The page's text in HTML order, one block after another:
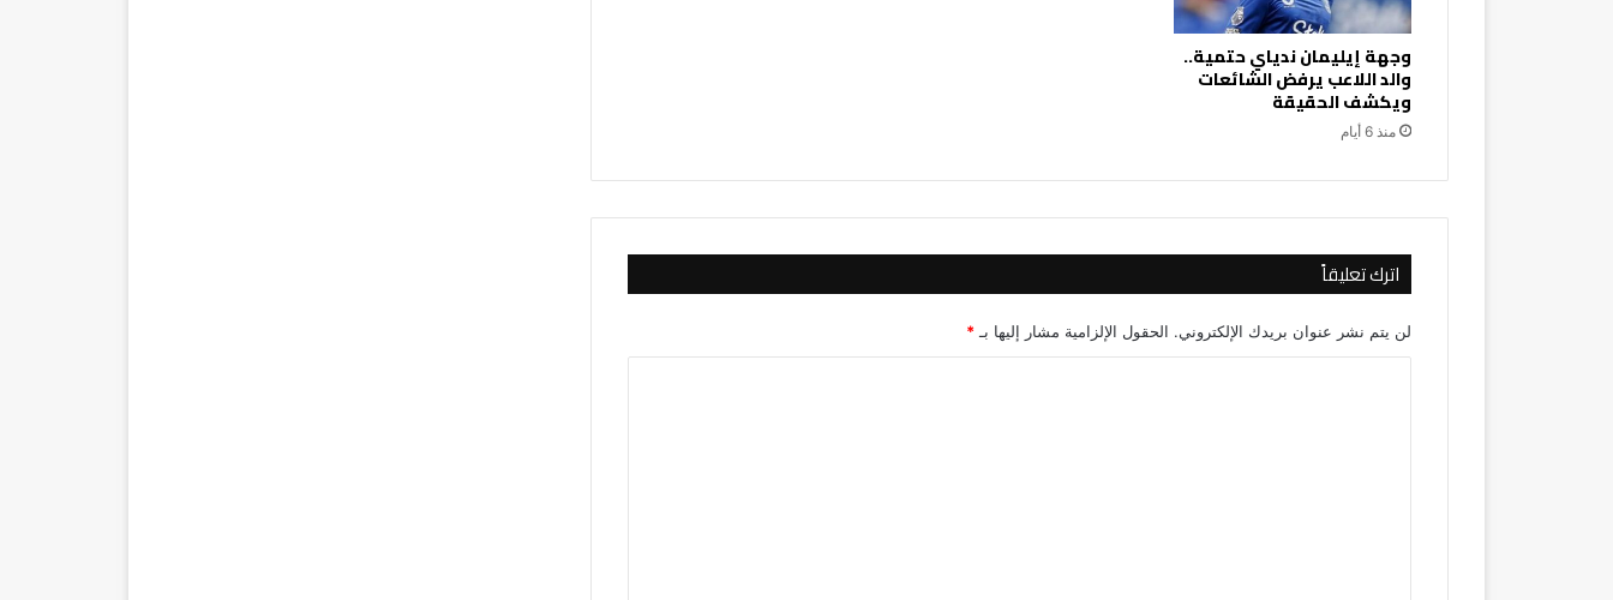
وجهة إيليمان ندياي حتمية..
والد اللاعب يرفض الشائعات
ويكشف الحقيقة
منذ 6 أيام
اترك تعليقاً
لن يتم نشر عنوان بريدك الإلكتروني. الحقول الإلزامية مشار إليها بـ *